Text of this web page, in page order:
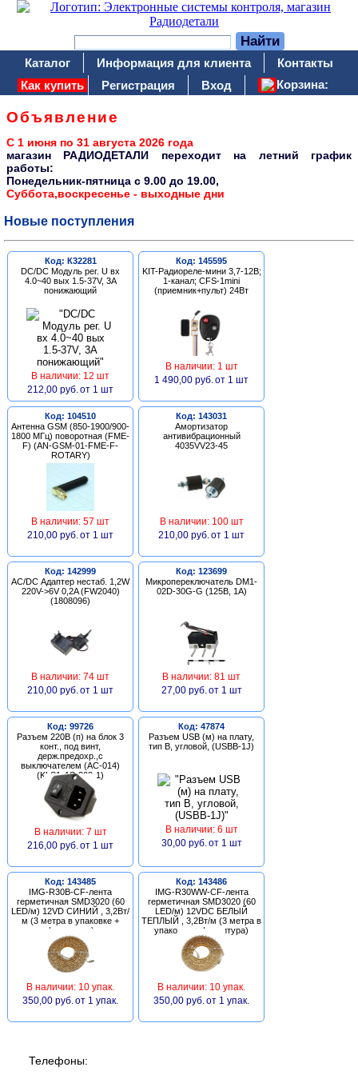
Каталог Информация для клиента
Контакты
Как купить
Регистрация Вход Корзина:
Объявление
С 1 июня по 31 августа 2026 года
магазин РАДИОДЕТАЛИ переходит на летний график
работы:
Понедельник-пятница c 9.00 до 19.00,
Суббота,воскресенье - выходные дни
Новые поступления
Код: К32281
DC/DC Модуль рег. U вх
4.0~40 вых 1.5-37V, 3A
понижающий
В наличии: 12 шт
212,00 руб. от 1 шт
Код: 145595
KIT-Радиореле-мини 3,7-12В;
1-канал; CFS-1mini
(приемник+пульт) 24Вт
В наличии: 1 шт
1 490,00 руб. от 1 шт
Код: 104510
Антенна GSM (850-1900/900-
1800 МГц) поворотная (FME-
F) (AN-GSM-01-FME-F-
ROTARY)
В наличии: 57 шт
210,00 руб. от 1 шт
Код: 143031
Амортизатор
антивибрационный
4035VV23-45
В наличии: 100 шт
210,00 руб. от 1 шт
Код: 142999
AC/DC Адаптер нестаб. 1,2W
220V->6V 0,2A (FW2040)
(1808096)
В наличии: 74 шт
210,00 руб. от 1 шт
Код: 123699
Микропереключатель DM1-
02D-30G-G (125В, 1А)
В наличии: 81 шт
27,00 руб. от 1 шт
Код: 99726
Разъем 220В (п) на блок 3
конт., под винт,
держ.предохр.,с
выключателем (AC-014)
(KLS1-AS-303-1)
В наличии: 7 шт
216,00 руб. от 1 шт
Код: 47874
Разъем USB (м) на плату,
тип В, угловой, (USBB-1J)
В наличии: 6 шт
30,00 руб. от 1 шт
Код: 143485
IMG-R30B-CF-лента
герметичная SMD3020 (60
LED/м) 12VD СИНИЙ , 3,2Вт/
м (3 метра в упаковке +
фурнитура)
В наличии: 10 упак.
350,00 руб. от 1 упак.
Код: 143486
IMG-R30WW-CF-лента
герметичная SMD3020 (60
LED/м) 12VDC БЕЛЫЙ
ТЕПЛЫЙ , 3,2Вт/м (3 метра в
упаковке + фурнитура)
В наличии: 10 упак.
350,00 руб. от 1 упак.
Телефоны: